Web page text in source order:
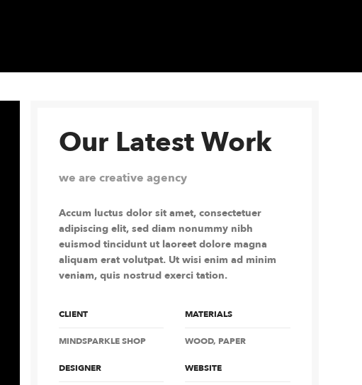
Our Latest Work
we are creative agency
Accum luctus dolor sit amet, consectetuer
adipiscing elit, sed diam nonummy nibh
euismod tincidunt ut laoreet dolore magna
aliquam erat volutpat. Ut wisi enim ad minim
veniam, quis nostrud exerci tation.
CLIENT
MINDSPARKLE SHOP
DESIGNER
MATERIALS
WOOD, PAPER
WEBSITE